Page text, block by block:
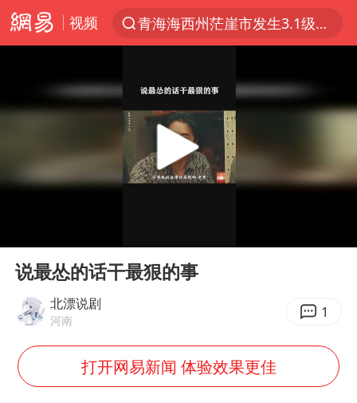
视频
青海海西州茫崖市发生3.1级地震
我国编制完成新版全月地质图
台风白海豚登陆地点更新
看守所辅警收受10万获刑1年
台风白海豚进入48小时警戒线
五粮液渠道价一箱上涨近百元
法国下周开始禁止未经同意的电话营销
Play
说最怂的话干最狠的事
北漂说剧
河南 1
打开网易新闻 体验效果更佳